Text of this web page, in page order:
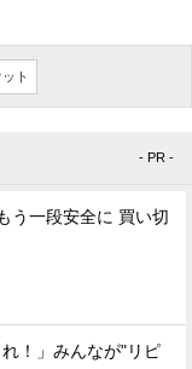
ト
- PR -
う一段安全に 買い切
れ！」みんなが"リピ